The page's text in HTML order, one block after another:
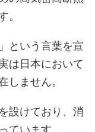
。
という言葉を宣
は日本において
しません。
設けており、消